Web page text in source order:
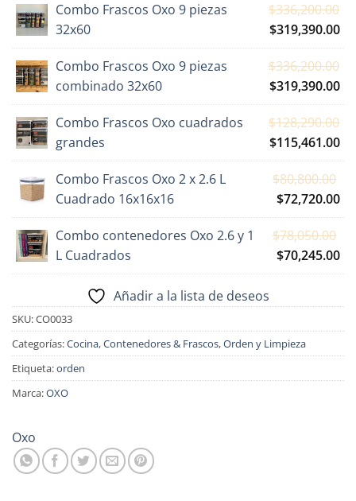
Combo Frascos Oxo 9 piezas
32x60
$336,200.00
El
precio
original
era:
$336,200.00.
$319,390.00El
es:
Combo Frascos Oxo 9 piezas
combinado 32x60
$336,200.00
El
precio
original
era:
$336,200.00.
$319,390.00El
es:
Combo Frascos Oxo cuadrados
grandes
$128,290.00
El
precio
original
era:
$128,290.00.
$115,461.00El
es:
Combo Frascos Oxo 2 x 2.6 L
Cuadrado 16x16x16
$80,800.00
$72,720.00El
es:
Combo contenedores Oxo 2.6 y 1
L Cuadrados
$78,050.00
$70,245.00El
Añadir a la lista de deseos
SKU:CO0033
Categorías:Cocina,Contenedores & Frascos,Orden y Limpieza
Etiqueta:orden
Marca:OXO
Oxo